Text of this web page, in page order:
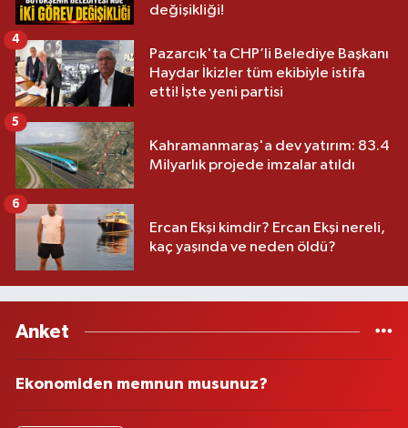
değişikliği!
Pazarcık'ta CHP’li Belediye Başkanı
Haydar İkizler tüm ekibiyle istifa
etti! İşte yeni partisi
4
Kahramanmaraş'a dev yatırım: 83.4
Milyarlık projede imzalar atıldı
5
Ercan Ekşi kimdir? Ercan Ekşi nereli,
kaç yaşında ve neden öldü?
6
Anket
Ekonomiden memnun musunuz?